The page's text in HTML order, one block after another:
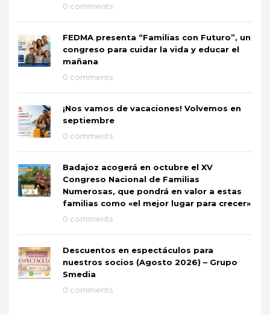
0 comments
FEDMA presenta “Familias con Futuro”, un
congreso para cuidar la vida y educar el
mañana
0 comments
¡Nos vamos de vacaciones! Volvemos en
septiembre
0 comments
Badajoz acogerá en octubre el XV
Congreso Nacional de Familias
Numerosas, que pondrá en valor a estas
familias como «el mejor lugar para crecer»
0 comments
Descuentos en espectáculos para
nuestros socios (Agosto 2026) – Grupo
Smedia
0 comments